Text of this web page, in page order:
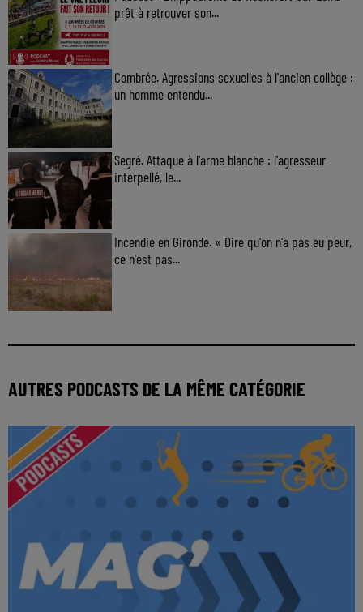
prêt à retrouver son...
Combrée. Agressions sexuelles à l'ancien collège :
un homme entendu...
Segré. Attaque à l'arme blanche : l'agresseur
interpellé, le...
Incendie en Gironde. « Dire qu'on n'a pas eu peur,
ce n'est pas...
AUTRES PODCASTS DE LA MÊME CATÉGORIE